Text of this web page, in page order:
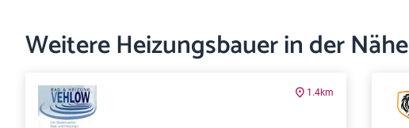
Weitere Heizungsbauer in der Nähe
1.4km